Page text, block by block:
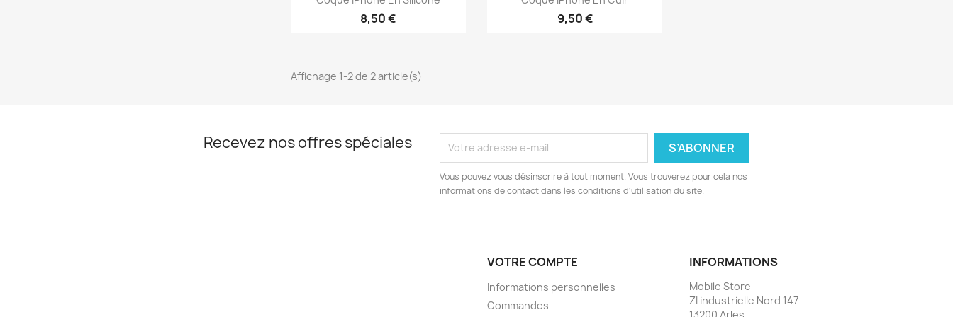
8,50 € 9,50 €
Affichage 1-2 de 2 article(s)
Recevez nos offres spéciales
Vous pouvez vous désinscrire à tout moment. Vous trouverez pour cela nos
informations de contact dans les conditions d'utilisation du site.
VOTRE COMPTE
Informations personnelles
Commandes
INFORMATIONS
Mobile Store
ZI industrielle Nord 147